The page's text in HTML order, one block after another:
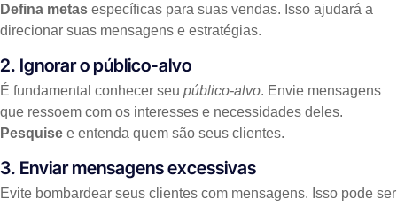
Defina metas específicas para suas vendas. Isso ajudará a
direcionar suas mensagens e estratégias.
2. Ignorar o público-alvo
É fundamental conhecer seu público-alvo. Envie mensagens
que ressoem com os interesses e necessidades deles.
Pesquise e entenda quem são seus clientes.
3. Enviar mensagens excessivas
Evite bombardear seus clientes com mensagens. Isso pode ser